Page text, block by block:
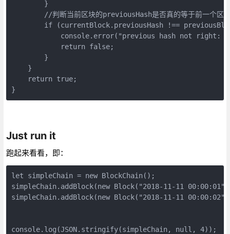
        }
//判断当前区块的previousHash是否真的等于前一个区
if (currentBlock.previousHash !==
console.error("previous hash not right:
            return false;
        }
    }
    return true;
}
Just run it
跑起来看看，即：
let simpleChain = new BlockChain();
simpleChain.addBlock(new Block("2018-11-11
simpleChain.addBlock(new Block("2018-11-11
console.log(JSON.stringify(simpleChain, null, 4));